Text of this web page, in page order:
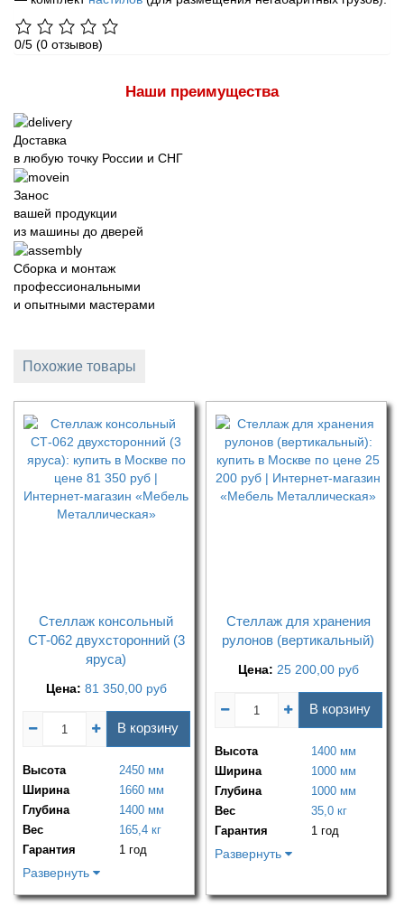
0/5 (0 отзывов)
Наши преимущества
Доставка
в любую точку России и СНГ
Занос
вашей продукции
из машины до дверей
Сборка и монтаж
профессиональными
и опытными мастерами
Похожие товары
Стеллаж консольный
СТ-062 двухсторонний (3
яруса)
Цена: 81 350,00 руб
В корзину
Высота
2450 мм
Ширина
1660 мм
Глубина
1400 мм
Вес
165,4 кг
Гарантия
1 год
Развернуть
Стеллаж для хранения
рулонов (вертикальный)
Цена: 25 200,00 руб
В корзину
Высота
1400 мм
Ширина
1000 мм
Глубина
1000 мм
Вес
35,0 кг
Гарантия
1 год
Развернуть